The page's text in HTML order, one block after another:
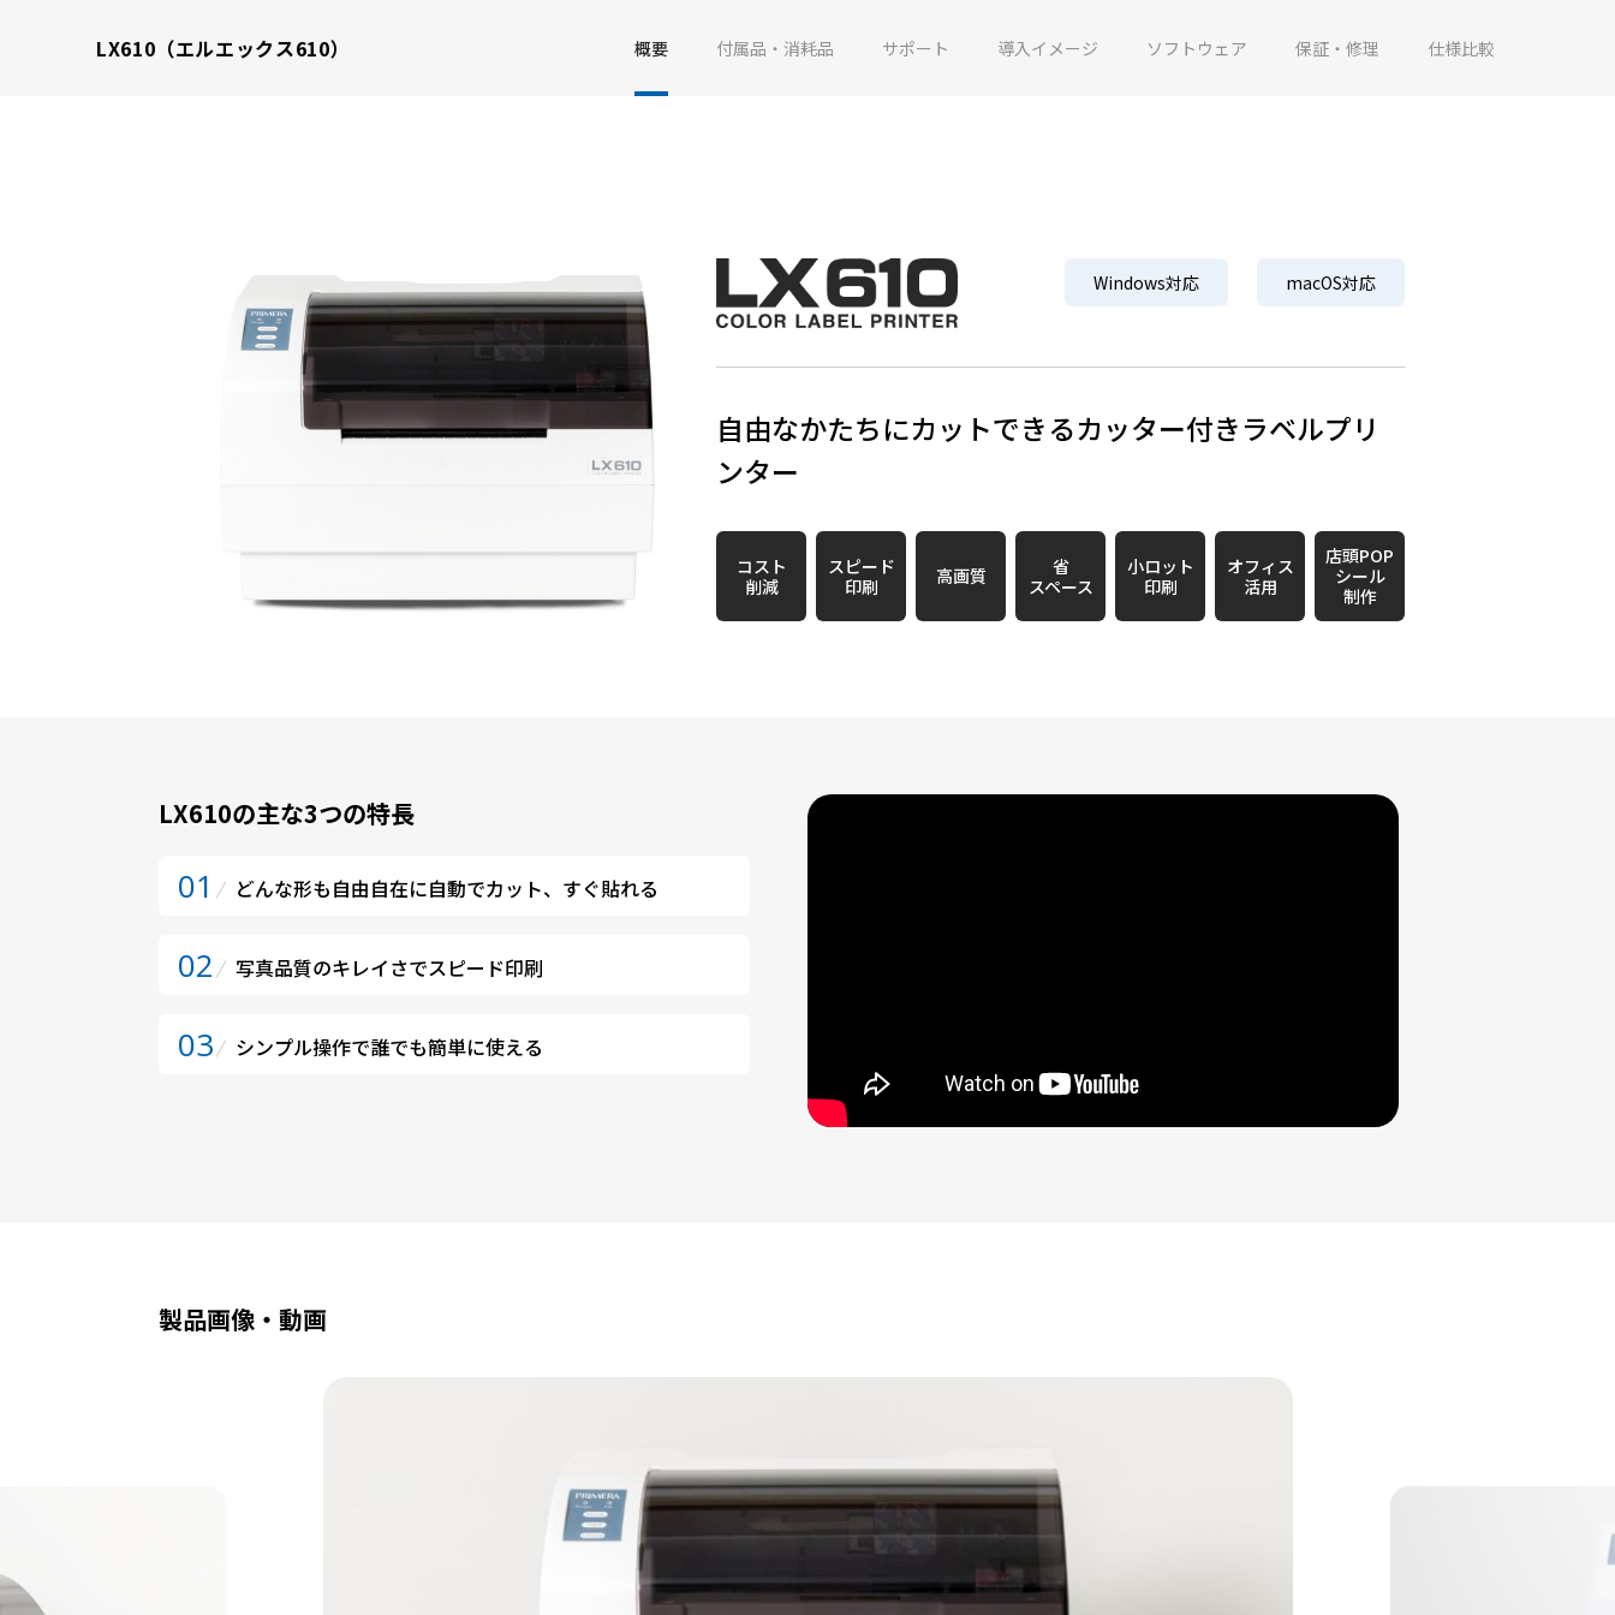
LX610（エルエックス610） 概要 付属品・消耗品 サポート 導入イメージ ソフトウェア 保証・修理 仕様比較
Windows対応 macOS対応
自由なかたちにカットできるカッター付きラベルプリ
ンター
コスト
削減
スピード
印刷
高画質
省
スペース
小ロット
印刷
オフィス
活用
店頭POP
シール
制作
LX610の主な3つの特長
01 どんな形も自由自在に自動でカット、すぐ貼れる
02 写真品質のキレイさでスピード印刷
03 シンプル操作で誰でも簡単に使える
製品画像・動画